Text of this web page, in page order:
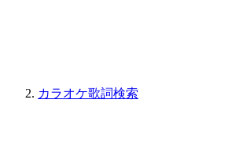
カラオケ歌詞検索